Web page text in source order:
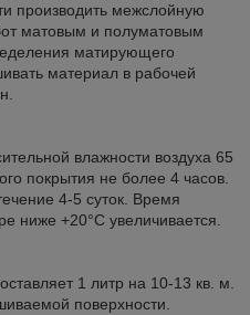
производить межслойную
матовым и полуматовым
матирующего
материал в рабочей
влажности воздуха 65
покрытия не более 4 часов.
4-5 суток. Время
ниже +20°С увеличивается.
1 литр на 10-13 кв. м.
поверхности.